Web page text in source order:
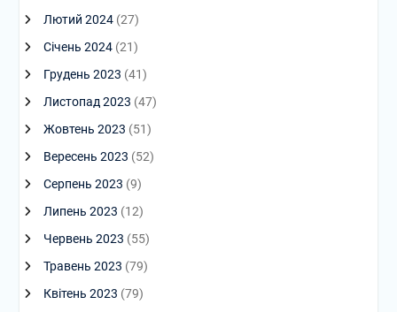
Лютий 2024(27)
Січень 2024(21)
Грудень 2023 (41)
Листопад 2023 (47)
Жовтень 2023 (51)
Вересень 2023 (52)
Серпень 2023 (9)
Липень 2023 (12)
Червень 2023 (55)
Травень 2023 (79)
Квітень 2023 (79)